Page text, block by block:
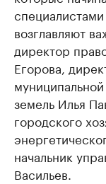
возглавляют
директор
Егорова,
земель Илья
городского
начальник
Васильев.